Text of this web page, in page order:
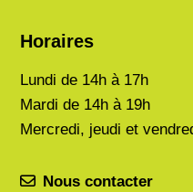
Horaires
Lundi de 14h à 17h
Mardi de 14h à 19h
Mercredi, jeudi et
Nous contacter